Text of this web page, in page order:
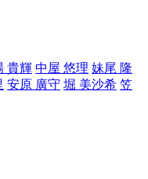
貴輝 中屋 悠理 妹尾 隆
安原 廣守 堀 美沙希 笠